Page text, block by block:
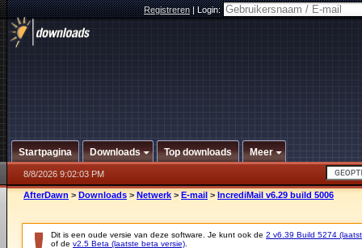
Registreren|Login:
Startpagina Downloads Top downloads Meer
8/8/2026 9:02:03 PM
AfterDawn > Downloads > Netwerk > E-mail > IncrediMail v6.29 build 5006
Dit is een oude versie van deze software. Je kunt ook de 2 v6.39 Build 5274
of de v2.5 Beta (laatste beta versie)